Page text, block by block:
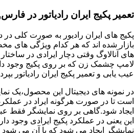
تعمیر پکیج ایران رادیاتور در
پکیج های ایران رادیور به صورت کلی در
بازار شده اند که هر کدام ویژگی های
های آنالاوگ وقتی دچار ایرادی در
لامپ چشمک زن که بر روی پکیج وجود
عیب یابی و تعمیر پکیج ایران رادیاتور
در نمونه های دیجیتال این محصول،یک
است تا در صورت هرگونه ایراد در
ایجاد شود.گاهی بر روی نمایشگر فقط
این یعنی در عملکرد پکیج ایرادی وجود
نمایشگر ایجاد می شود که با آن می شود